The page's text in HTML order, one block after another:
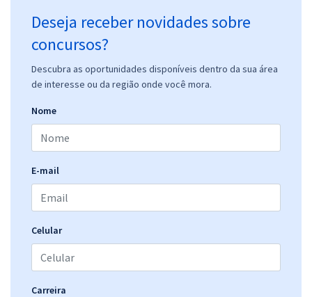
Deseja receber novidades sobre
concursos?
Descubra as oportunidades disponíveis dentro da sua área
de interesse ou da região onde você mora.
Nome
E-mail
Celular
Carreira